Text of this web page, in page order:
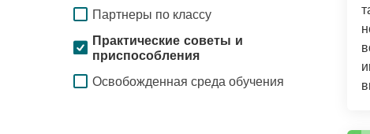
Партнеры по классу
Практические советы и
приспособления
Освобожденная среда обучения